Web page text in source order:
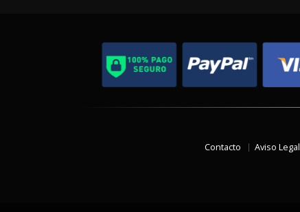
Contacto Aviso Legal